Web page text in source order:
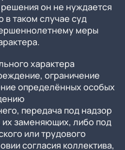
он не нуждается
в таком случае суд
меры
характера
ограничение
определённых особых
передача под надзор
их заменяющих, либо под
или трудового
согласия коллектива,